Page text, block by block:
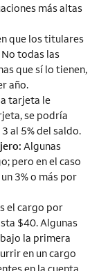
más altas
que los titulares
todas las
que sí lo tienen,
año.
tarjeta le
se podría
al 5% del saldo.
Algunas
pero en el caso
3% o más por
el cargo por
$40. Algunas
la primera
en un cargo